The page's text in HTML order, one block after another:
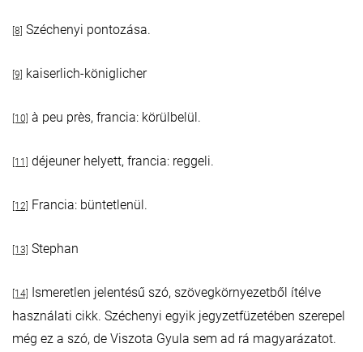
[8] Széchenyi pontozása.
[9] kaiserlich-königlicher
[10] à peu près, francia: körülbelül.
[11] déjeuner helyett, francia: reggeli.
[12] Francia: büntetlenül.
[13] Stephan
[14] Ismeretlen jelentésű szó, szövegkörnyezetből ítélve
használati cikk. Széchenyi egyik jegyzetfüzetében szerepel
még ez a szó, de Viszota Gyula sem ad rá magyarázatot.